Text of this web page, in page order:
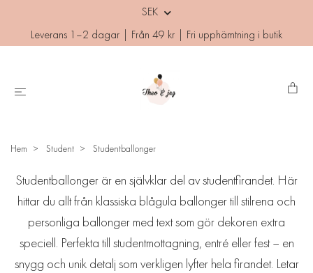
SEK
Leverans 1–2 dagar | Från 49 kr | Fri upphämtning i butik
Hem Student Studentballonger
Studentballonger är en självklar del av studentfirandet. Här
hittar du allt från klassiska blågula ballonger till stilrena och
personliga ballonger med text som gör dekoren extra
speciell. Perfekta till studentmottagning, entré eller fest – en
snygg och unik detalj som verkligen lyfter hela firandet. Letar